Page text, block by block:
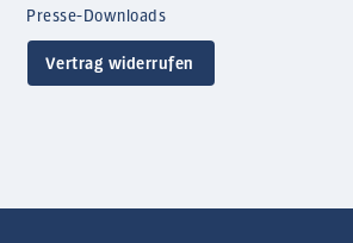
Presse-Downloads
Vertrag widerrufen